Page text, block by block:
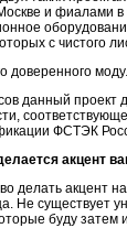
и фиалами
с чистого
доверенного
данный проект
ФСТЭК
акцент
делать акцент
Не существует
буду затем